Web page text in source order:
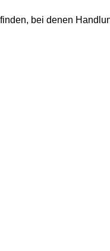
bei denen